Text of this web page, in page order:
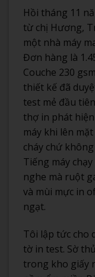
Hồi tháng 11
từ chị Hương,
một nhà máy
Đơn hàng là
Couche 230
thiết kế đã
test mẻ đầu
thợ in phát
máy khi lên
cháy chứ
Tiếng máy
nghe mà ruột
và mùi mực in
ngạt.
Tôi lập tức cho
tờ in test. Sờ
trong kho giấy